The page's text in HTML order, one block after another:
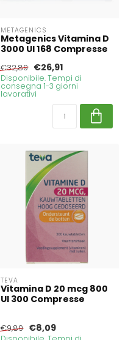
METAGENICS
Metagenics Vitamina D
3000 UI 168 Compresse
€32,89 €26,91
Disponibile. Tempi di
consegna 1-3 giorni
lavorativi
TEVA
Vitamina D 20 mcg 800
UI 300 Compresse
€9,89 €8,09